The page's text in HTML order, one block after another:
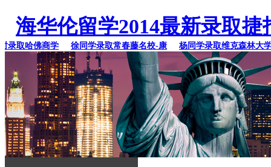
海华伦留学2014最新录取捷
哈佛商学 徐同学录取常春藤名校-康 杨同学录取维克森林大学